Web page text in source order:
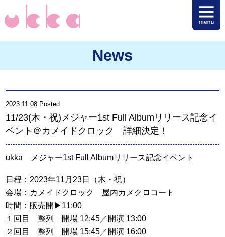
News
2023.11.08 Posted
11/23(木・祝)メジャー1st Full Albumリリース記念イ
ベント＠カメイドクロック 詳細決定！
ukka メジャー1st Full Albumリリース記念イベント
日程：2023年11月23日（木・祝）
会場：カメイドクロック 屋内カメクロコート
時間：販売開▶︎11:00
１回目 整列 開場 12:45／開演 13:00
２回目 整列 開場 15:45／開演 16:00